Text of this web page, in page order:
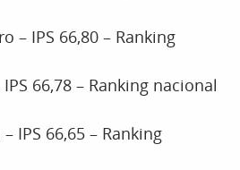
– IPS 66,80 – Ranking
66,78 – Ranking nacional
IPS 66,65 – Ranking